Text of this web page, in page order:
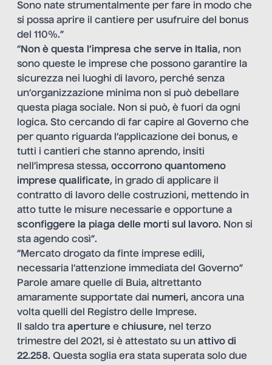
Sono nate strumentalmente per fare in modo che
si possa aprire il cantiere per usufruire del bonus
del 110%.”
“Non è questa l’impresa che serve in Italia, non
sono queste le imprese che possono garantire la
sicurezza nei luoghi di lavoro, perché senza
un’organizzazione minima non si può debellare
questa piaga sociale. Non si può, è fuori da ogni
logica. Sto cercando di far capire al Governo che
per quanto riguarda l’applicazione dei bonus, e
tutti i cantieri che stanno aprendo, insiti
nell’impresa stessa, occorrono quantomeno
imprese qualificate, in grado di applicare il
contratto di lavoro delle costruzioni, mettendo in
atto tutte le misure necessarie e opportune a
sconfiggere la piaga delle morti sul lavoro. Non si
sta agendo così”.
“Mercato drogato da finte imprese edili,
necessaria l’attenzione immediata del Governo”
Parole amare quelle di Buia, altrettanto
amaramente supportate dai numeri, ancora una
volta quelli del Registro delle Imprese.
Il saldo tra aperture e chiusure, nel terzo
trimestre del 2021, si è attestato su un attivo di
22.258. Questa soglia era stata superata solo due